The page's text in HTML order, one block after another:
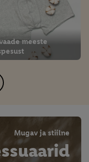
meeste
Mugav ja stiilne